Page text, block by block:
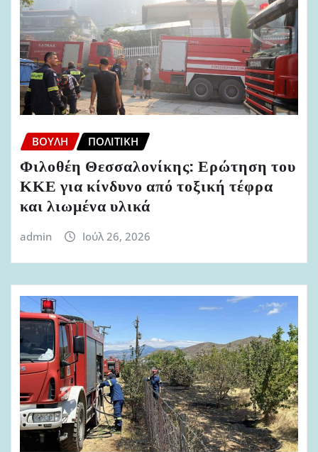
ΒΟΥΛΉ ΠΟΛΙΤΙΚΉ
Φιλοθέη Θεσσαλονίκης: Ερώτηση του
ΚΚΕ για κίνδυνο από τοξική τέφρα
και λιωμένα υλικά
admin Ιούλ 26, 2026